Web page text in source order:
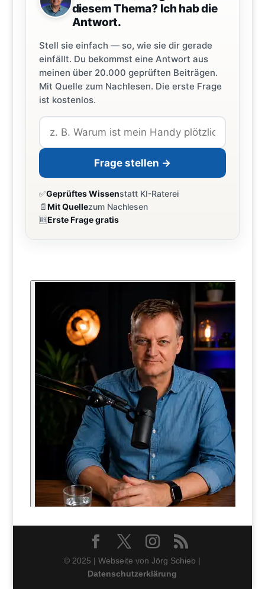
diesem Thema? Ich hab die
Antwort.
Stell sie einfach — so, wie sie dir gerade
einfällt. Du bekommst eine Antwort aus
meinen über 20.000 geprüften Beiträgen.
Mit Quelle zum Nachlesen. Die erste Frage
ist kostenlos.
Frage stellen →
✅Geprüftes Wissenstatt KI-Raterei
📄Mit Quellezum Nachlesen
🆓Erste Frage gratis
© 2025 | Webseite von Jörg Schieb |
Datenschutzerklärung